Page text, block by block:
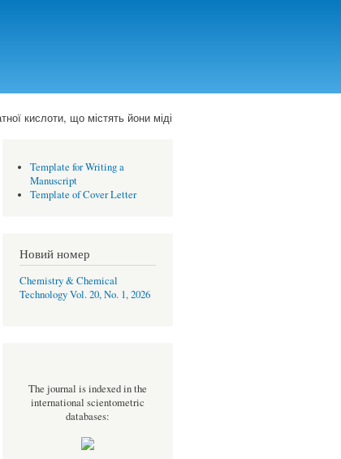
кислоти, що містять йони міді
Template for Writing a
Manuscript
Template of Cover Letter
Новий номер
Chemistry & Chemical
Technology Vol. 20, No. 1, 2026
The journal is indexed in the
international scientometric
databases: